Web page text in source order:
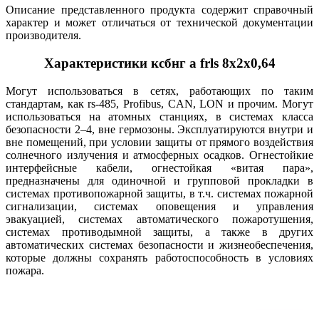
Описание представленного продукта содержит справочный
характер и может отличаться от технической документации
производителя.
Характеристики ксбнг а frls 8х2х0,64
Могут использоваться в сетях, работающих по таким
стандартам, как rs-485, Profibus, CAN, LON и прочим. Могут
использоваться на атомных станциях, в системах класса
безопасности 2–4, вне гермозоны. Эксплуатируются внутри и
вне помещений, при условии защиты от прямого воздействия
солнечного излучения и атмосферных осадков. Огнестойкие
интерфейсные кабели, огнестойкая «витая пара»,
предназначены для одиночной и групповой прокладки в
системах противопожарной защиты, в т.ч. системах пожарной
сигнализации, системах оповещения и управления
эвакуацией, системах автоматического пожаротушения,
системах противодымной защиты, а также в других
автоматических системах безопасности и жизнеобеспечения,
которые должны сохранять работоспособность в условиях
пожара.